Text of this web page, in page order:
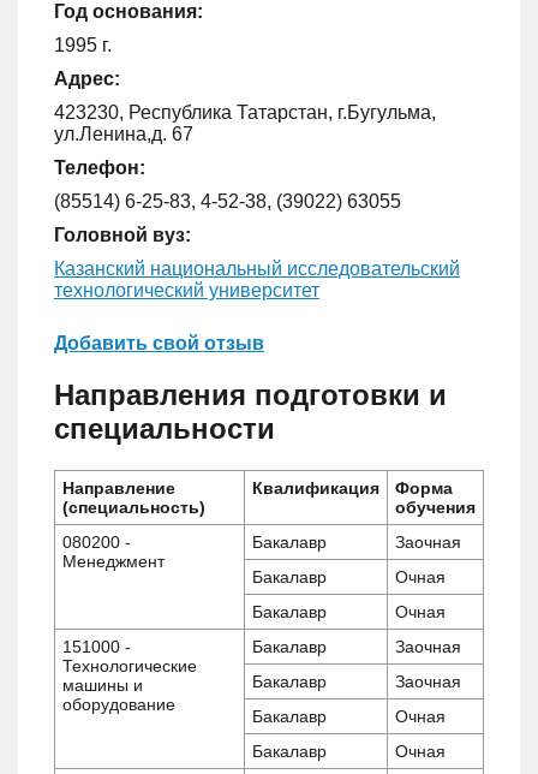
Год основания:
1995 г.
Адрес:
423230, Республика Татарстан, г.Бугульма,
ул.Ленина,д. 67
Телефон:
(85514) 6-25-83, 4-52-38, (39022) 63055
Головной вуз:
Казанский национальный исследовательский
технологический университет
Добавить свой отзыв
Направления подготовки и
специальности
Направление
(специальность)
Квалификация
Форма
обучения
080200 -
Менеджмент
Бакалавр
Заочная
Бакалавр
Очная
Бакалавр
Очная
151000 -
Технологические
машины и
оборудование
Бакалавр
Заочная
Бакалавр
Заочная
Бакалавр
Очная
Бакалавр
Очная